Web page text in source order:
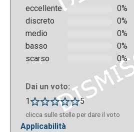
eccellente
0%
discreto
0%
medio
0%
basso
0%
scarso
0%
Dai un voto:
1
5
clicca sulle stelle per dare il voto
applicabilità